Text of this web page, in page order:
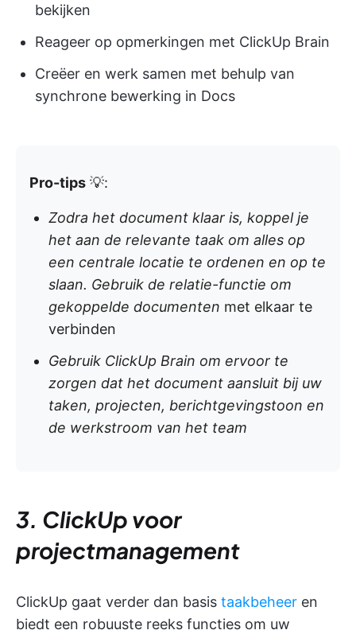
bekijken
Reageer op opmerkingen met ClickUp Brain
Creëer en werk samen met behulp van
synchrone bewerking in Docs
Pro-tips 💡:
Zodra het document klaar is, koppel je
het aan de relevante taak om alles op
een centrale locatie te ordenen en op te
slaan. Gebruik de relatie-functie om
gekoppelde documenten met elkaar te
verbinden
Gebruik ClickUp Brain om ervoor te
zorgen dat het document aansluit bij uw
taken, projecten, berichtgevingstoon en
de werkstroom van het team
3. ClickUp voor
projectmanagement
ClickUp gaat verder dan basis taakbeheer en
biedt een robuuste reeks functies om uw